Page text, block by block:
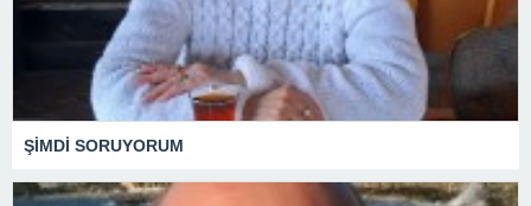
ŞİMDİ SORUYORUM